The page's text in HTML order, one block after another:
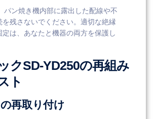
パン焼き機内部に露出した配線や不
を残さないでください。適切な絶縁
定は、あなたと機器の両方を保護し
クSD-YD250の再組み
ト
再取り付け